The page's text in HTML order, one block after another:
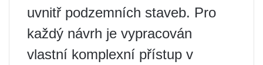
uvnitř podzemních staveb. Pro
každý návrh je vypracován
vlastní komplexní přístup v